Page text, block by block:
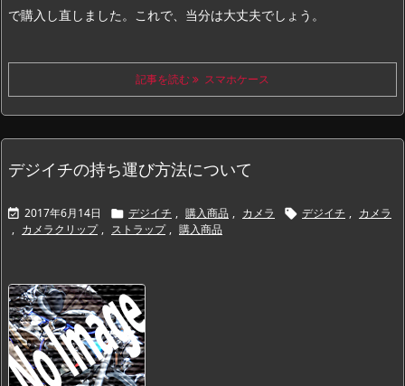
で購入し直しました。
これで、当分は大丈夫でしょう。
記事を読む スマホケース
デジイチの持ち運び方法について
 2017年6月14日  デジイチ , 購入商品 , カメラ  デジイチ , カメラ
, カメラクリップ , ストラップ , 購入商品